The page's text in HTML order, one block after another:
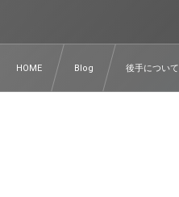
HOME Blog 後手について